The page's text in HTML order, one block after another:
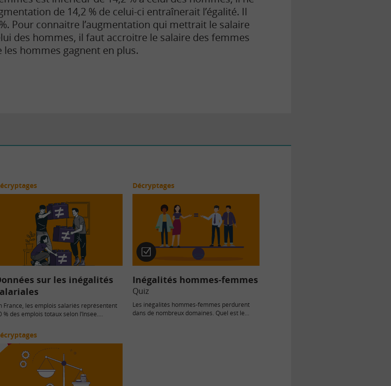
de 14,2 % de celui-ci entraînerait l’égalité. Il
Pour connaitre l’augmentation qui mettrait le salaire
des hommes, il faut accroitre le salaire des femmes
les hommes gagnent en plus.
sur les inégalités
France, les emplois salariés représentent
% des emplois totaux selon l’Insee.
Décryptages
Quiz
Inégalités hommes-femmes
Quiz
Les inégalités hommes-femmes perdurent
dans de nombreux domaines. Quel est le